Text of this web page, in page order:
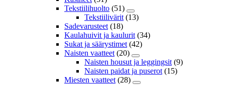
Tekstiilihuolto (51)
Tekstiilivärit (13)
Sadevarusteet (18)
Kaulahuivit ja kaulurit (34)
Sukat ja säärystimet (42)
Naisten vaatteet (20)
Naisten housut ja leggingsit (9)
Naisten paidat ja puserot (15)
Miesten vaatteet (28)